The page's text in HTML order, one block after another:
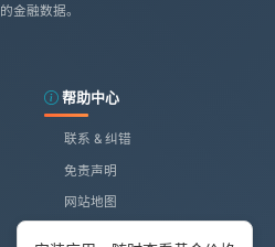
金融数据。
帮助中心
联系 & 纠错
免责声明
网站地图